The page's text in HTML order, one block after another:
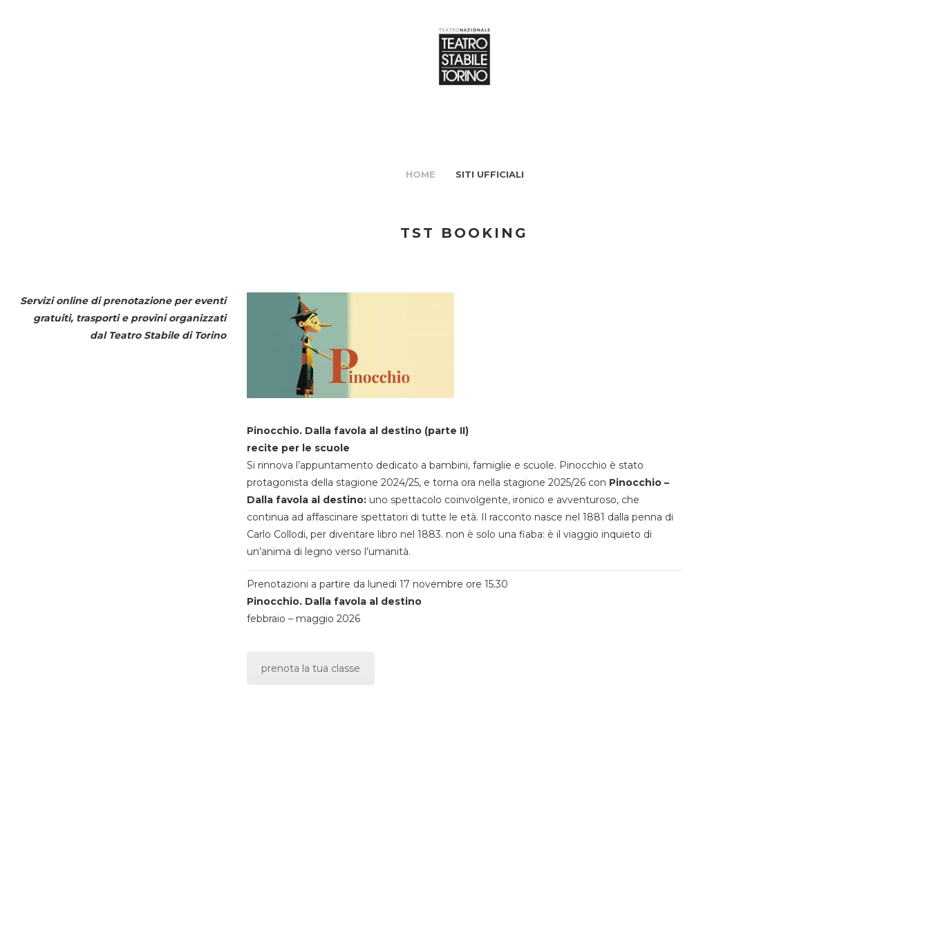
HOME SITI UFFICIALI
TST BOOKING
Servizi online di prenotazione per eventi
gratuiti, trasporti e provini organizzati
dal Teatro Stabile di Torino
Pinocchio. Dalla favola al destino (parte II)
recite per le scuole
Si rinnova l’appuntamento dedicato a bambini, famiglie e scuole. Pinocchio è stato
protagonista della stagione 2024/25, e torna ora nella stagione 2025/26 con Pinocchio –
Dalla favola al destino:uno spettacolo coinvolgente, ironico e avventuroso, che
continua ad affascinare spettatori di tutte le età. Il racconto nasce nel 1881 dalla penna di
Carlo Collodi, per diventare libro nel 1883. non è solo una fiaba: è il viaggio inquieto di
un’anima di legno verso l’umanità.
Prenotazioni a partire da lunedi 17 novembre ore 15.30
Pinocchio. Dalla favola al destino
febbraio – maggio 2026
prenota la tua classe